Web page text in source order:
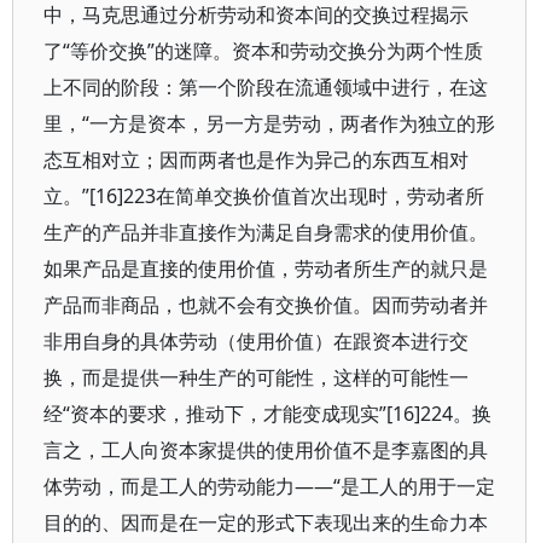
中，马克思通过分析劳动和资本间的交换过程揭示
了“等价交换”的迷障。资本和劳动交换分为两个性质
上不同的阶段：第一个阶段在流通领域中进行，在这
里，“一方是资本，另一方是劳动，两者作为独立的形
态互相对立；因而两者也是作为异己的东西互相对
立。”[16]223在简单交换价值首次出现时，劳动者所
生产的产品并非直接作为满足自身需求的使用价值。
如果产品是直接的使用价值，劳动者所生产的就只是
产品而非商品，也就不会有交换价值。因而劳动者并
非用自身的具体劳动（使用价值）在跟资本进行交
换，而是提供一种生产的可能性，这样的可能性一
经“资本的要求，推动下，才能变成现实”[16]224。换
言之，工人向资本家提供的使用价值不是李嘉图的具
体劳动，而是工人的劳动能力——“是工人的用于一定
目的的、因而是在一定的形式下表现出来的生命力本